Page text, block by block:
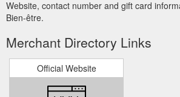
Website, contact number and gift card
Bien-être.
Merchant Directory Links
Official Website